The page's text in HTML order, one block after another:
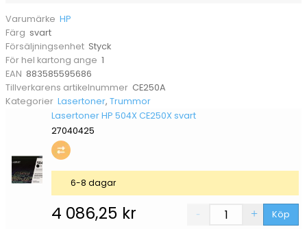
Varumärke HP
Färg svart
Försäljningsenhet Styck
För hel kartong ange 1
EAN 883585595686
Tillverkarens artikelnummer CE250A
Kategorier Lasertoner,Trummor
Lasertoner HP 504X CE250X svart
27040425
4 086,25 kr Köp
6-8 dagar